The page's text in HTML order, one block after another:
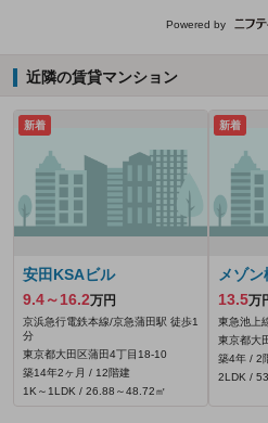
Powered by
近隣の賃貸マンション
新着
安田KSAビル
9.4～16.2万円
京浜急行電鉄本線/京急蒲田駅 徒歩1
分
東京都大田区蒲田4丁目18-10
築14年2ヶ月 / 12階建
1K～1LDK / 26.88～48.72㎡
新着
メゾ
13.5万
東急池上
東京都大
築4年 / 2
2LDK /